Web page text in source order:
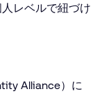
レベルで紐づけ
Alliance）に